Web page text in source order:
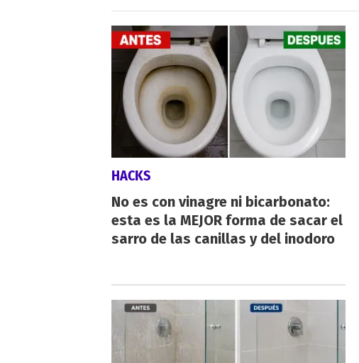
HACKS
No es con vinagre ni bicarbonato:
esta es la MEJOR forma de sacar el
sarro de las canillas y del inodoro